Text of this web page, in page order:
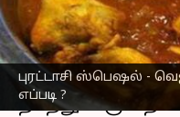
புரட்டாசி ஸ்பெஷல் -
எப்படி ?
செய்தி முன்னோட்டம்
புரட்டாசிமாதம்
நடந்து வரும்